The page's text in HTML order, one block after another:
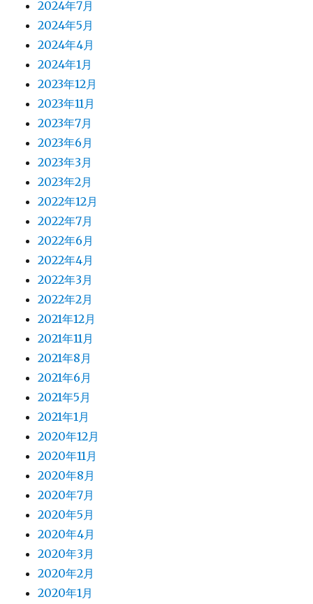
2024年7月
2024年5月
2024年4月
2024年1月
2023年12月
2023年11月
2023年7月
2023年6月
2023年3月
2023年2月
2022年12月
2022年7月
2022年6月
2022年4月
2022年3月
2022年2月
2021年12月
2021年11月
2021年8月
2021年6月
2021年5月
2021年1月
2020年12月
2020年11月
2020年8月
2020年7月
2020年5月
2020年4月
2020年3月
2020年2月
2020年1月